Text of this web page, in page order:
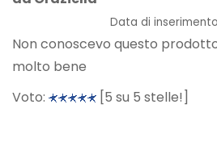
Tutto
per
le
Data di
Non conoscevo questo
molto bene
Voto:
[5 su 5 stelle!]